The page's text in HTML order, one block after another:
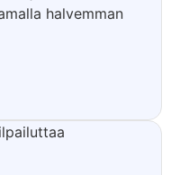
halvemman